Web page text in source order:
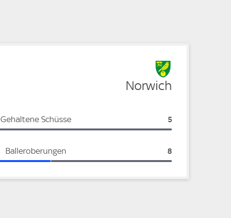
Norwich
Gehaltene Schüsse Norwich:
5
Balleroberungen Norwich:
8